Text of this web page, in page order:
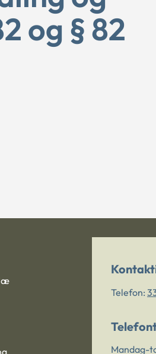
og § 82
Telefon:
Mandag-